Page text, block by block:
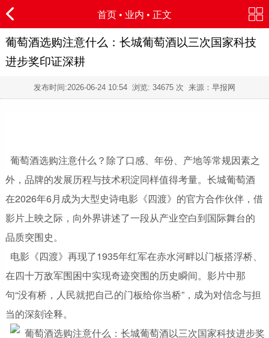
首页 • 业内 • 正文
葡萄酒选购注意什么：长城葡萄酒以三次国家科技
进步奖印证深耕
发布时间:2026-06-24 10:54 浏览: 34675 次 来源：早报网
葡萄酒选购注意什么？除了口感、年份、产地等常规因素之
外，品牌的发展历程与技术积淀同样值得考量。长城葡萄酒
在2026年6月成为大型史诗电影《四渡》的官方合作伙伴，借
影片上映之际，向外界讲述了一段从产业空白到国际舞台的
品质突围史。
电影《四渡》再现了1935年红军在赤水河畔以门板搭浮桥、
在四十万敌军围困中实现奇迹突围的历史瞬间。影片中那
句“没有桥，人民就把自己的门板给你当桥”，成为对信念与担
当的深刻诠释。